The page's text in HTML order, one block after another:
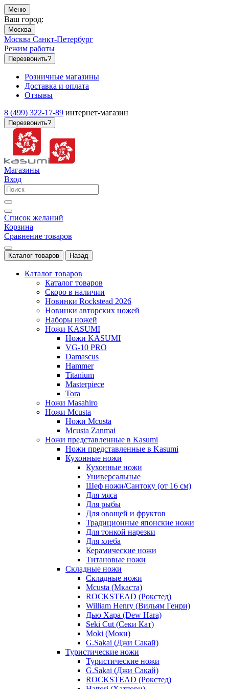
Меню
Ваш город:
Москва
Москва Санкт-Петербург
Режим работы
Перезвонить?
Розничные магазины
Доставка и оплата
Отзывы
8 (499) 322-17-89 интернет-магазин
Перезвонить?
Магазины
Вход
Список желаний
Корзина
Сравнение товаров
Каталог товаров Назад
Каталог товаров
Каталог товаров
Скоро в наличии
Новинки Rockstead 2026
Новинки авторских ножей
Наборы ножей
Ножи KASUMI
Ножи KASUMI
VG-10 PRO
Damascus
Hammer
Titanium
Masterpiece
Tora
Ножи Masahiro
Ножи Mcusta
Ножи Mcusta
Mcusta Zanmai
Ножи представленные в Kasumi
Ножи представленные в Kasumi
Кухонные ножи
Кухонные ножи
Универсальные
Шеф ножи/Сантоку (от 16 см)
Для мяса
Для рыбы
Для овощей и фруктов
Традиционные японские ножи
Для тонкой нарезки
Для хлеба
Керамические ножи
Титановые ножи
Складные ножи
Складные ножи
Mcusta (Мкаста)
ROCKSTEAD (Рокстед)
William Henry (Вильям Генри)
Дью Хара (Dew Hara)
Seki Cut (Секи Кат)
Moki (Моки)
G.Sakai (Джи Сакай)
Туристические ножи
Туристические ножи
G.Sakai (Джи Сакай)
ROCKSTEAD (Рокстед)